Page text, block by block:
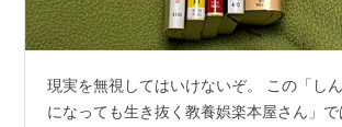
現実を無視してはいけないぞ。 この「し
になっても生き抜く教養娯楽本屋さん」